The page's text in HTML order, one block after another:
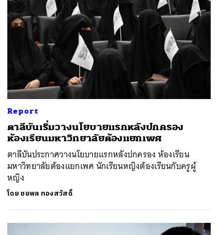
Report
ตาลีบันเริ่มวางนโยบายแรกหลังปกครอง
ห้องเรียนมหาวิทยาลัยต้องแยกเพศ
ตาลีบันประกาศวางนโยบายแรกหลังปกครอง ห้องเรียน
มหาวิทยาลัยต้องแยกเพศ นักเรียนหญิงต้องเรียนกับครูผู้
หญิง
โดย ชยพล ทองสวัสดิ์